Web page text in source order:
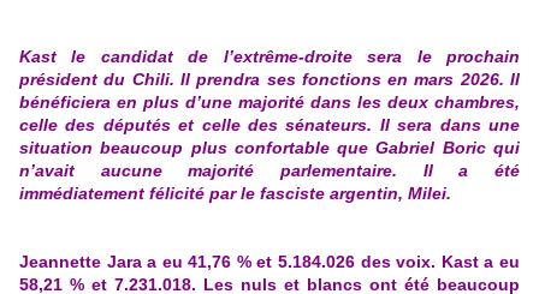
Kast le candidat de l’extrême-droite sera le prochain
président du Chili. Il prendra ses fonctions en mars 2026. Il
bénéficiera en plus d’une majorité dans les deux chambres,
celle des députés et celle des sénateurs. Il sera dans une
situation beaucoup plus confortable que Gabriel Boric qui
n’avait aucune majorité parlementaire. Il a été
immédiatement félicité par le fasciste argentin, Milei.
Jeannette Jara a eu 41,76 % et 5.184.026 des voix. Kast a eu
58,21 % et 7.231.018. Les nuls et blancs ont été beaucoup